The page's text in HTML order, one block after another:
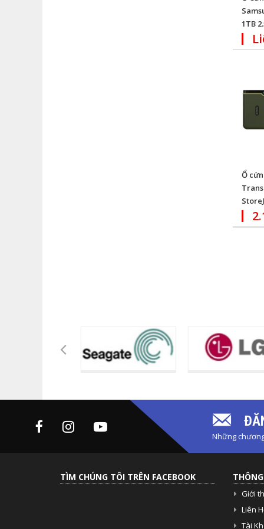
1TB
Ổ
Những
TÌM CHÚNG TÔI TRÊN FACEBOOK
Giới
Liên
Tài